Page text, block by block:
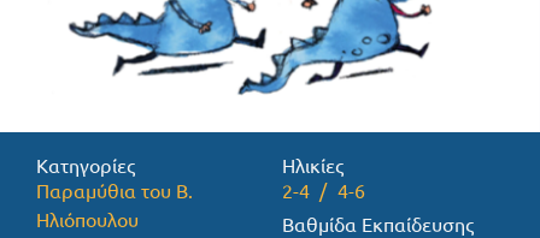
Σεμινάρια / Συνέδρια
Προσφορές
Κατηγορίες
Παραμύθια του Β.
Ηλιόπουλου
Ηλικίες
2-4
4-6
Βαθμίδα Εκπαίδευσης